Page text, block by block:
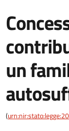
un
(